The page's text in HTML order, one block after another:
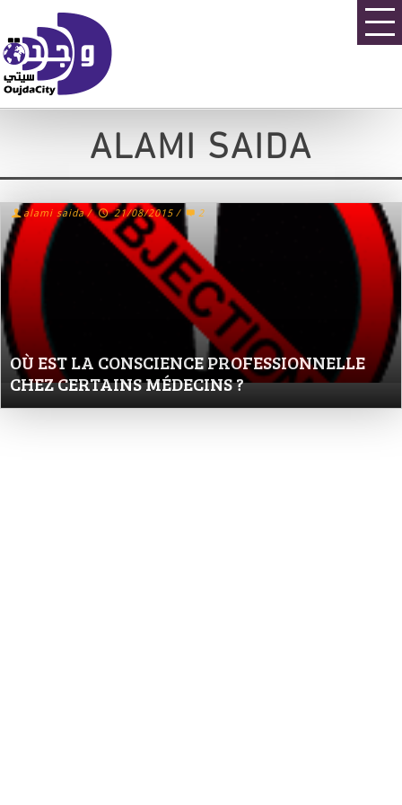
ALAMI SAIDA
OÙ EST LA CONSCIENCE PROFESSIONNELLE
CHEZ CERTAINS MÉDECINS ?
alami saida / 21/08/2015 / 2